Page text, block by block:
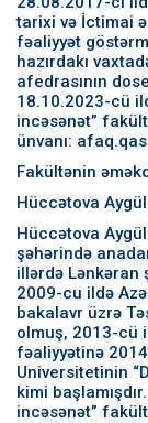
tarixi və İctimai
fəaliyyət
hazırdakı
afedrasının
18.10.2023-cü
incəsənət”
ünvanı:
Fakültənin
Hüccətova Aygül
Hüccətova
şəhərində
illərdə Lənkəran
2009-cu ildə
bakalavr üzrə
olmuş, 2013-cü
fəaliyyətinə
Universitetinin
kimi
incəsənət”